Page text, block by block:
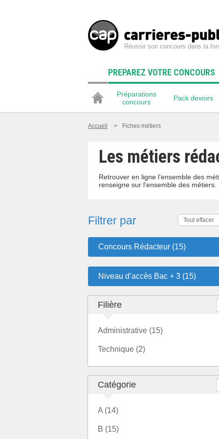
Réussir son concours dans la
PREPAREZ VOTRE CONCOURS
Préparations
concours
Pack devoirs
Accueil > Fiches métiers
Les métiers
Retrouver en ligne l'ensemble des
renseigne sur l'ensemble des métiers.
Filtrer par Tout effacer
Concours Rédacteur (15)
Niveau d’accès Bac + 3 (15)
Filière
Administrative (15)
Technique (2)
Catégorie
A (14)
B (15)